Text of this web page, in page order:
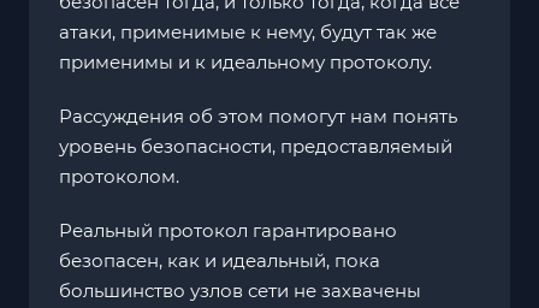
атаки, применимые к нему, будут так же
применимы и к идеальному протоколу.
Рассуждения об этом помогут нам понять
уровень безопасности, предоставляемый
протоколом.
Реальный протокол гарантировано
безопасен, как и идеальный, пока
большинство узлов сети не захвачены